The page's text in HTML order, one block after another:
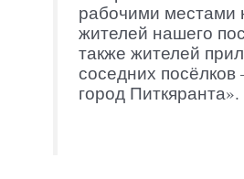
рабочими местами
жителей нашего
также жителей
соседних посёлков
город Питкяранта».